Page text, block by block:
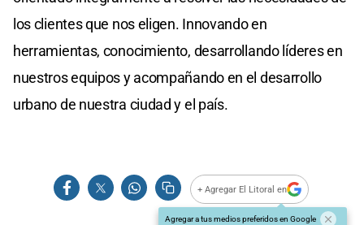
los clientes que nos eligen. Innovando en
herramientas, conocimiento, desarrollando líderes en
nuestros equipos y acompañando en el desarrollo
urbano de nuestra ciudad y el país.
+ Agregar El Litoral en
Agregar a tus medios preferidos en Google